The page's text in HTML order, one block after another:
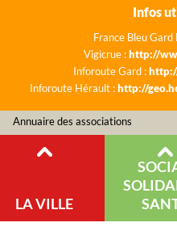
Infos
France Bleu
Vigicrue :http://
Inforoute Gard :
Inforoute Hérault :http://
Annuaire des associations
LA VILLE